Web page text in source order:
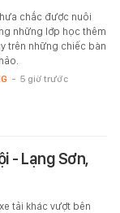
chắc được nuôi
những lớp học thêm
trên những chiếc bàn
- 5 giờ trước
- Lạng Sơn,
tải khác vượt bên